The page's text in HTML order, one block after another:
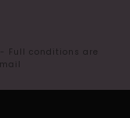
Full conditions are